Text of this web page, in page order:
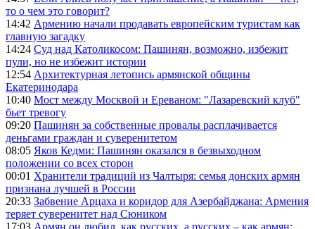
то о чем это говорит?
14:42 Армению начали продавать европейским туристам как
главную загадку
14:24 Суд над Католикосом: Пашинян, возможно, избежит
пули, но не избежит истории
12:54 Архитектурная летопись армянской общины
Екатеринодара
10:40 Мост между Москвой и Ереваном: "Лазаревский клуб"
бьет тревогу
09:20 Пашинян за собственные провалы расплачивается
деньгами граждан и суверенитетом
08:05 Яков Кедми: Пашинян оказался в безвыходном
положении со всех сторон
00:01 Хранители традиций из Чалтыря: семья донских армян
признана лучшей в России
20:33 Забвение Арцаха и коридор для Азербайджана: Армения
теряет суверенитет над Сюником
17:03 Армян он любил, как русских, а русских – как армян: